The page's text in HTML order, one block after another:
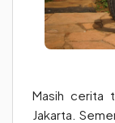
Masih cerita
Jakarta.